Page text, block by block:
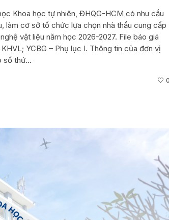
Khoa học tự nhiên, ĐHQG-HCM có nhu cầu
làm cơ sở tổ chức lựa chọn nhà thầu cung cấp
vật liệu năm học 2026-2027. File báo giá
YCBG – Phụ lục I. Thông tin của đơn vị
số thứ...